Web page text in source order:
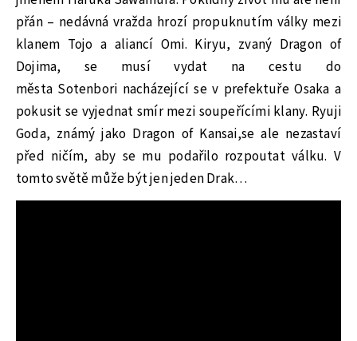
přán – nedávná vražda hrozí propuknutím války mezi
klanem Tojo a aliancí Omi. Kiryu, zvaný Dragon of
Dojima, se musí vydat na cestu do
města Sotenbori nacházející se v prefektuře Osaka a
pokusit se vyjednat smír mezi soupeřícími klany. Ryuji
Goda, známý jako Dragon of Kansai,se ale nezastaví
před ničím, aby se mu podařilo rozpoutat válku. V
tomto světě může být jen jeden Drak…